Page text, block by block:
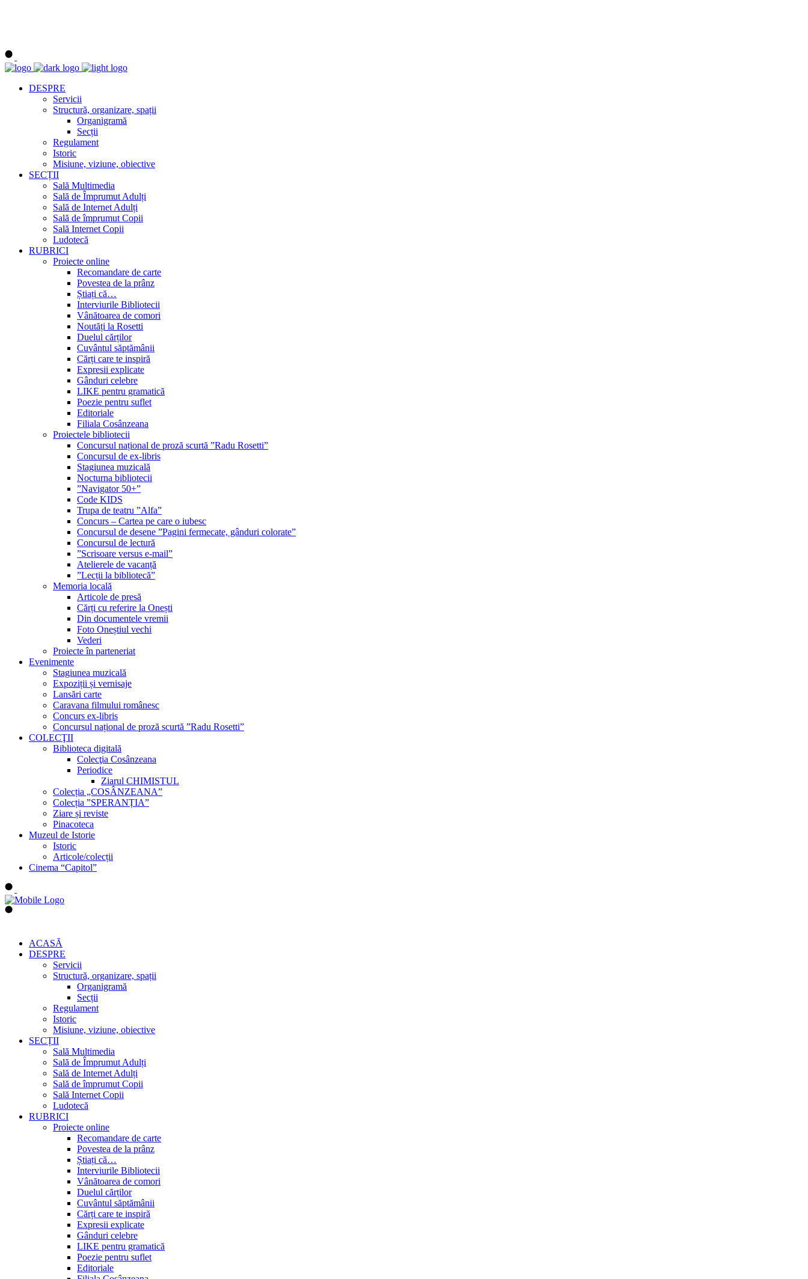
DESPRE
Servicii
Structură, organizare, spații
Organigramă
Secții
Regulament
Istoric
Misiune, viziune, obiective
SECȚII
Sală Multimedia
Sală de Împrumut Adulți
Sală de Internet Adulți
Sală de împrumut Copii
Sală Internet Copii
Ludotecă
RUBRICI
Proiecte online
Recomandare de carte
Povestea de la prânz
Știați că…
Interviurile Bibliotecii
Vânătoarea de comori
Noutăți la Rosetti
Duelul cărților
Cuvântul săptămânii
Cărți care te inspiră
Expresii explicate
Gânduri celebre
LIKE pentru gramatică
Poezie pentru suflet
Editoriale
Filiala Cosânzeana
Proiectele bibliotecii
Concursul național de proză scurtă ”Radu Rosetti”
Concursul de ex-libris
Stagiunea muzicală
Nocturna bibliotecii
”Navigator 50+”
Code KIDS
Trupa de teatru ”Alfa”
Concurs – Cartea pe care o iubesc
Concursul de desene ”Pagini fermecate, gânduri colorate”
Concursul de lectură
”Scrisoare versus e-mail”
Atelierele de vacanță
”Lecții la bibliotecă”
Memoria locală
Articole de presă
Cărți cu referire la Onești
Din documentele vremii
Foto Oneștiul vechi
Vederi
Proiecte în parteneriat
Evenimente
Stagiunea muzicală
Expoziții și vernisaje
Lansări carte
Caravana filmului românesc
Concurs ex-libris
Concursul național de proză scurtă ”Radu Rosetti”
COLECŢII
Biblioteca digitală
Colecţia Cosânzeana
Periodice
Ziarul CHIMISTUL
Colecția „COSÂNZEANA”
Colecția ”SPERANȚIA”
Ziare și reviste
Pinacoteca
Muzeul de Istorie
Istoric
Articole/colecții
Cinema “Capitol”
ACASĂ
DESPRE
Servicii
Structură, organizare, spații
Organigramă
Secții
Regulament
Istoric
Misiune, viziune, obiective
SECȚII
Sală Multimedia
Sală de Împrumut Adulți
Sală de Internet Adulți
Sală de împrumut Copii
Sală Internet Copii
Ludotecă
RUBRICI
Proiecte online
Recomandare de carte
Povestea de la prânz
Știați că…
Interviurile Bibliotecii
Vânătoarea de comori
Duelul cărților
Cuvântul săptămânii
Cărți care te inspiră
Expresii explicate
Gânduri celebre
LIKE pentru gramatică
Poezie pentru suflet
Editoriale